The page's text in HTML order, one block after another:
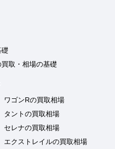
取・相場の基礎
ワゴンRの買取相場
タントの買取相場
セレナの買取相場
エクストレイルの買取相場